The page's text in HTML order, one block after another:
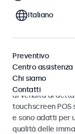
Monitor e
Scopri i nostri
progettati per
di vendita al
touchscreen
e sono adatti per
qualità delle
Italiano
Preventivo
Centro assistenza
Chi siamo
Contatti